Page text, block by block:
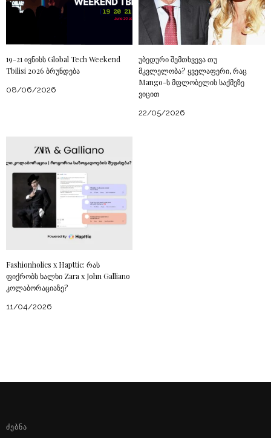
19-21 ივნისს Global Tech Weekend
Tbilisi 2026 ბრუნდება
08/06/2026
უბედური შემთხვევა თუ
მკვლელობა? ყველაფერი, რაც
Mango-ს მფლობელის საქმეზე
ვიცით
22/05/2026
Fashionholics x Hapttic: რას
ფიქრობს ხალხი Zara x John Galliano
კოლაბორაციაზე?
11/04/2026
ᲫᲔᲑᲜᲐ